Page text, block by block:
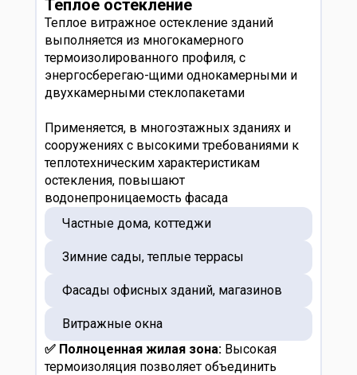
Теплое остекление
Теплое витражное остекление зданий
выполняется из многокамерного
термоизолированного профиля, с
энергосберегаю-щими однокамерными и
двухкамерными стеклопакетами
Применяется, в многоэтажных зданиях и
сооружениях с высокими требованиями к
теплотехническим характеристикам
остекления, повышают
водонепроницаемость фасада
Частные дома, коттеджи
Зимние сады, теплые террасы
Фасады офисных зданий, магазинов
Витражные окна
✅ Полноценная жилая зона: Высокая
термоизоляция позволяет объединить